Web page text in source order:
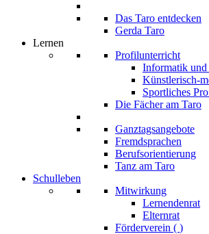
Das Taro entdecken
Gerda Taro
Lernen
Profilunterricht
Informatik und
Künstlerisch-
Sportliches
Die Fächer am Taro
Ganztagsangebote
Fremdsprachen
Berufsorientierung
Tanz am Taro
Schulleben
Mitwirkung
Lernendenrat
Elternrat
Förderverein ( )